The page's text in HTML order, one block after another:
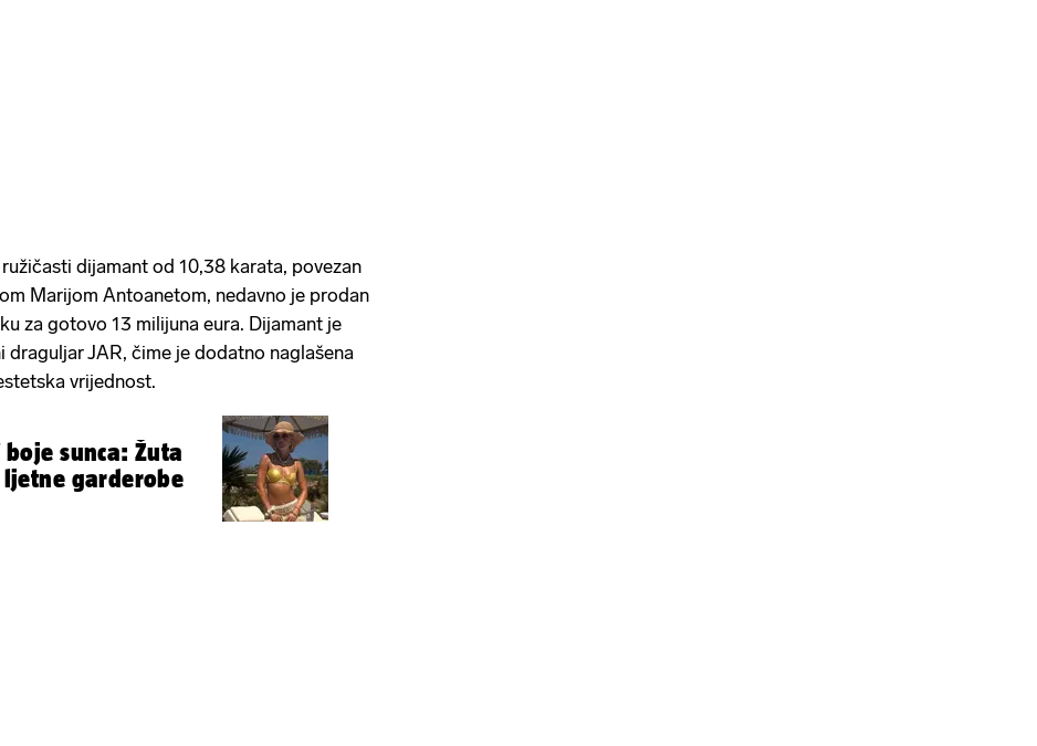
dijamant od 10,38 karata, povezan
Marijom Antoanetom, nedavno je prodan
za gotovo 13 milijuna eura. Dijamant je
draguljar JAR, čime je dodatno naglašena
vrijednost.
sunca: Žuta
garderobe